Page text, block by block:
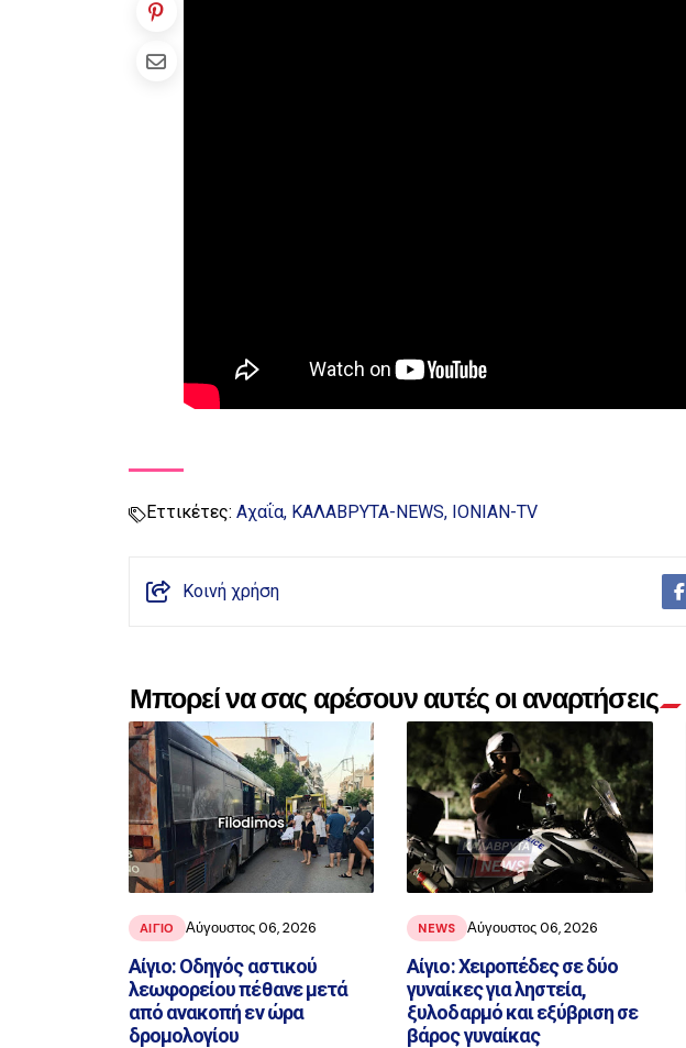
Εττικέτες: Αχαΐα ΚΑΛΑΒΡΥΤΑ-NEWS IONIAN-TV
Κοινή χρήση
Μπορεί να σας αρέσουν αυτές οι αναρτήσεις
ΑΙΓΙΟ Αύγουστος 06, 2026
Αίγιο: Οδηγός αστικού
λεωφορείου πέθανε μετά
από ανακοπή εν ώρα
δρομολογίου
NEWS Αύγουστος 06, 2026
Αίγιο: Χειροπέδες σε δύο
γυναίκες για ληστεία,
ξυλοδαρμό και εξύβριση σε
βάρος γυναίκας